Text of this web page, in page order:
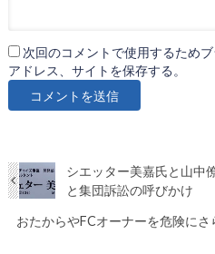
次回のコメントで使用するため
アドレス、サイトを保存する。
シエッター美嘉氏と山中
と集団訴訟の呼びかけ
おたからやFCオーナーを危険に